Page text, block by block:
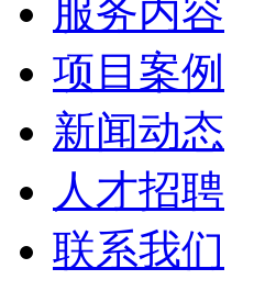
服务内容
项目案例
新闻动态
人才招聘
联系我们